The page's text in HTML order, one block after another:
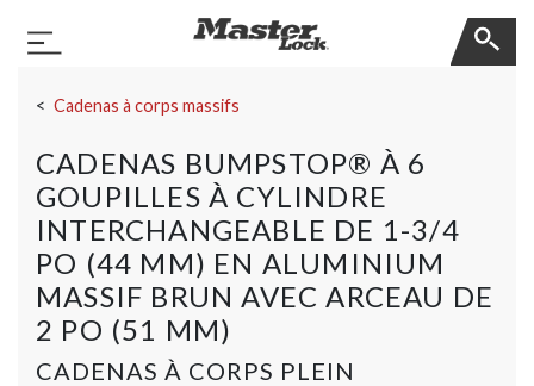
Basculer la navigation
Cadenas à corps massifs
CADENAS BUMPSTOP® À 6
GOUPILLES À CYLINDRE
INTERCHANGEABLE DE 1-3/4
PO (44 MM) EN ALUMINIUM
MASSIF BRUN AVEC ARCEAU DE
2 PO (51 MM)
CADENAS À CORPS PLEIN